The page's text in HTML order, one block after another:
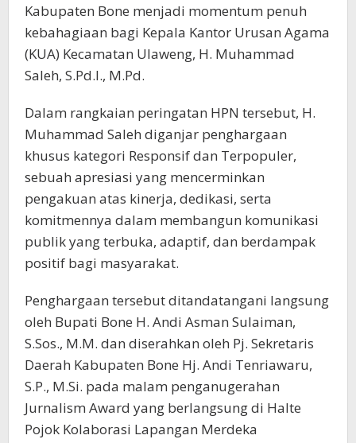
Kabupaten Bone menjadi momentum penuh
kebahagiaan bagi Kepala Kantor Urusan Agama
(KUA) Kecamatan Ulaweng, H. Muhammad
Saleh, S.Pd.I., M.Pd.
Dalam rangkaian peringatan HPN tersebut, H.
Muhammad Saleh diganjar penghargaan
khusus kategori Responsif dan Terpopuler,
sebuah apresiasi yang mencerminkan
pengakuan atas kinerja, dedikasi, serta
komitmennya dalam membangun komunikasi
publik yang terbuka, adaptif, dan berdampak
positif bagi masyarakat.
Penghargaan tersebut ditandatangani langsung
oleh Bupati Bone H. Andi Asman Sulaiman,
S.Sos., M.M. dan diserahkan oleh Pj. Sekretaris
Daerah Kabupaten Bone Hj. Andi Tenriawaru,
S.P., M.Si. pada malam penganugerahan
Jurnalism Award yang berlangsung di Halte
Pojok Kolaborasi Lapangan Merdeka